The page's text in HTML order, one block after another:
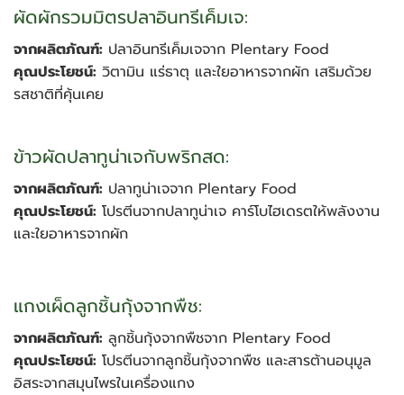
ผัดผักรวมมิตรปลาอินทรีเค็มเจ:
จากผลิตภัณฑ์: ปลาอินทรีเค็มเจจาก Plentary Food
คุณประโยชน์: วิตามิน แร่ธาตุ และใยอาหารจากผัก เสริมด้วย
รสชาติที่คุ้นเคย
ข้าวผัดปลาทูน่าเจกับพริกสด:
จากผลิตภัณฑ์: ปลาทูน่าเจจาก Plentary Food
คุณประโยชน์: โปรตีนจากปลาทูน่าเจ คาร์โบไฮเดรตให้พลังงาน
และใยอาหารจากผัก
แกงเผ็ดลูกชิ้นกุ้งจากพืช:
จากผลิตภัณฑ์: ลูกชิ้นกุ้งจากพืชจาก Plentary Food
คุณประโยชน์: โปรตีนจากลูกชิ้นกุ้งจากพืช และสารต้านอนุมูล
อิสระจากสมุนไพรในเครื่องแกง